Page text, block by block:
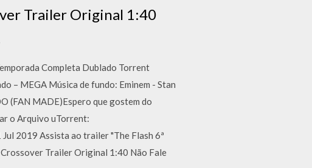
Trailer Original 1:40
Completa Dublado Torrent
– MEGA Música de fundo: Eminem - Stan
(FAN MADE)Espero que gostem do
o Arquivo uTorrent:
2019 Assista ao trailer "The Flash 6ª
Trailer Original 1:40 Não Fale